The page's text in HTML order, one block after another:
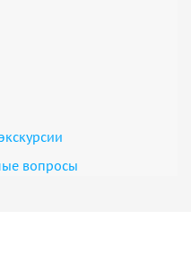
вопросы